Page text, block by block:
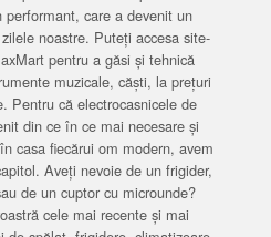
care a devenit un
noastre. Puteți accesa site-
pentru a găsi și tehnică
muzicale, căști, la prețuri
Pentru că electrocasnicele de
din ce în ce mai necesare și
casa fiecărui om modern, avem
Aveți nevoie de un frigider,
de un cuptor cu microunde?
cele mai recente și mai